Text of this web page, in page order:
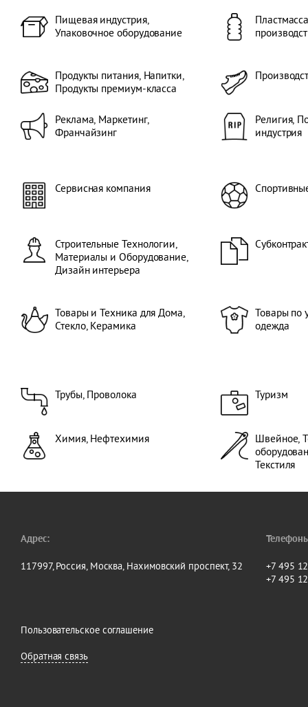
данных,Фото,
лицензии),
Пластмасса и
Отопление,
Вентиляции,
Оффшорные
Судостроение,
оборудование,
Обучение,
Техническая
технологии,
Очищение
текстиль,
Выставки
потребления,
Мероприятия-
транспорт,
индустрия,
Сервисная
Пищевая индустрия,
Упаковочное оборудование
Продукты питания, Напитки,
Продукты премиум-класса
Реклама, Маркетинг,
Франчайзинг
Религия,
индустрия
Сервисная компания
Строительные Технологии,
Материалы и Оборудование,
Дизайн интерьера
Товары и Техника для Дома,
Стекло, Керамика
Товары по
одежда
Трубы, Проволока Туризм
Химия, Нефтехимия
Швейное,
Текстиля
Адрес:
117997, Россия, Москва, Нахимовский проспект, 32
+7 495
+7 495
Пользовательское соглашение
Обратная связь